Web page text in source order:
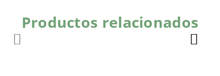
Productos relacionados